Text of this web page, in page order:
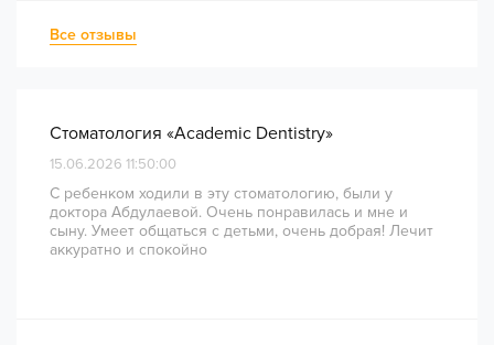
непростое перелечивание каналов прошло
комфортно и безболезненно. Рекомендую всем, кто
Все отзывы
Стоматология «Academic Dentistry»
15.06.2026 11:50:00
С ребенком ходили в эту стоматологию, были у
доктора Абдулаевой. Очень понравилась и мне и
сыну. Умеет общаться с детьми, очень добрая! Лечит
аккуратно и спокойно